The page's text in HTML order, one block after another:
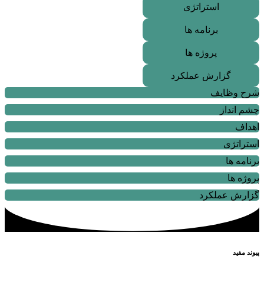
استراتژی
برنامه ها
پروژه ها
گزارش عملکرد
شرح وظایف
چشم انداز
اهداف
استراتژی
برنامه ها
پروژه ها
گزارش عملکرد
پیوند مفید